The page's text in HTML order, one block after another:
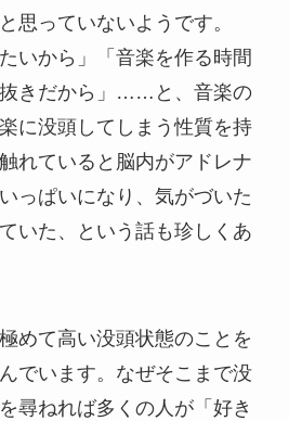
思っていないようです。
いから」「音楽を作る時間
きだから」……と、音楽の
に没頭してしまう性質を持
れていると脳内がアドレナ
っぱいになり、気がづいた
いた、という話も珍しくあ
めて高い没頭状態のことを
でいます。 なぜそこまで没
尋ねれば多くの人が「好き